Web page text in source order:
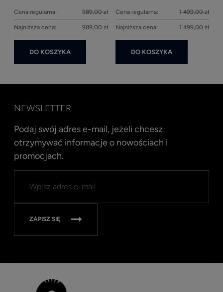
Cena regularna: 989,00 zł
Najniższa cena: 989,00 zł
DO KOSZYKA
Cena regularna: 1 499,00 zł
Najniższa cena: 1 499,00 zł
DO KOSZYKA
NEWSLETTER
Podaj swój adres e-mail, jeżeli chcesz
otrzymywać informacje o nowościach i
promocjach.
ZAPISZ SIĘ